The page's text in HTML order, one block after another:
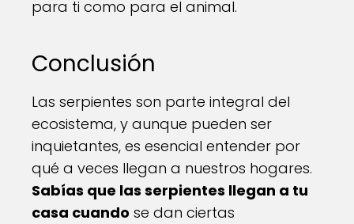
para ti como para el animal.
Conclusión
Las serpientes son parte integral del
ecosistema, y aunque pueden ser
inquietantes, es esencial entender por
qué a veces llegan a nuestros hogares.
Sabías que las serpientes llegan a tu
casa cuando se dan ciertas